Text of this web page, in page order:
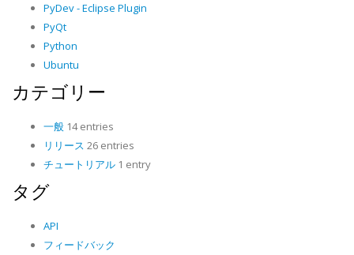
PyDev - Eclipse Plugin
PyQt
Python
Ubuntu
カテゴリー
一般 14 entries
リリース 26 entries
チュートリアル 1 entry
タグ
API
フィードバック